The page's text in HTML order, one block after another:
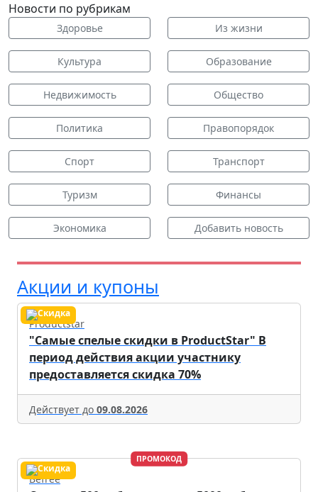
Новости по рубрикам
Здоровье Из жизни
Культура Образование
Недвижимость Общество
Политика Правопорядок
Спорт Транспорт
Туризм Финансы
Экономика Добавить новость
Акции и купоны
Productstar
"Самые спелые скидки в ProductStar" В
период действия акции участнику
предоставляется скидка 70%
Действует до 09.08.2026
ПРОМОКОД
Befree